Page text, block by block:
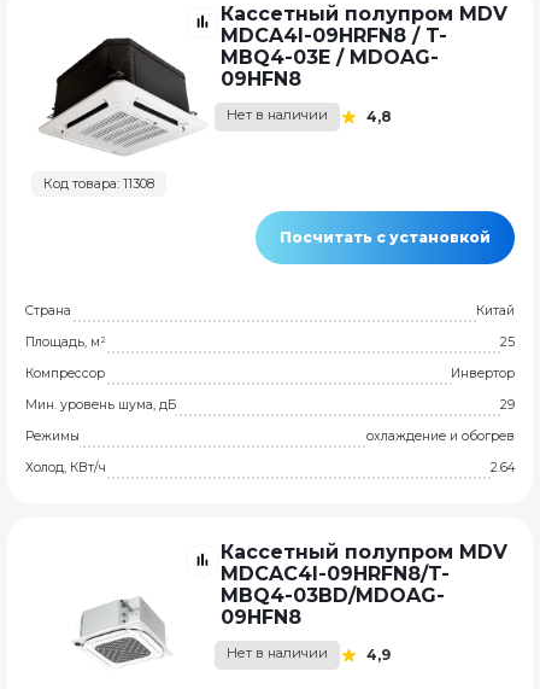
Код товара: 11308
Кассетный полупром MDV
MDCA4I-09HRFN8 / T-
MBQ4-03E / MDOAG-
09HFN8
Нет в наличии 4,8
Посчитать с установкой
Страна
Китай
Площадь, м²
25
Компрессор
Инвертор
Мин. уровень шума, дБ
29
Режимы
охлаждение и обогрев
Холод, КВт/ч
2.64
Кассетный полупром MDV
MDCAС4I-09HRFN8/T-
MBQ4-03BD/MDOAG-
09HFN8
Нет в наличии 4,9